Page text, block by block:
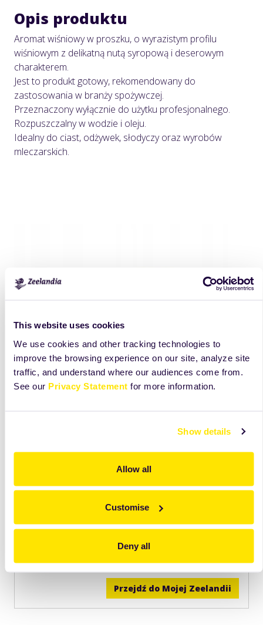
This website uses cookies
We use cookies and other tracking technologies to
improve the browsing experience on our site, analyze site
traffic, and understand where our audiences come from.
See our Privacy Statement for more information.
Show details
Allow all
Customise
Deny all
Opis produktu
Aromat wiśniowy w proszku, o wyrazistym profilu
wiśniowym z delikatną nutą syropową i deserowym
charakterem.
Jest to produkt gotowy, rekomendowany do
zastosowania w branży spożywczej.
Przeznaczony wyłącznie do użytku profesjonalnego.
Rozpuszczalny w wodzie i oleju.
Idealny do ciast, odżywek, słodyczy oraz wyrobów
mleczarskich.
Odkryj więcej niż widzisz na tej karcie
Zobacz składniki, receptury i wskazówki, które
dzień.
Przejdź do Mojej Zeelandii